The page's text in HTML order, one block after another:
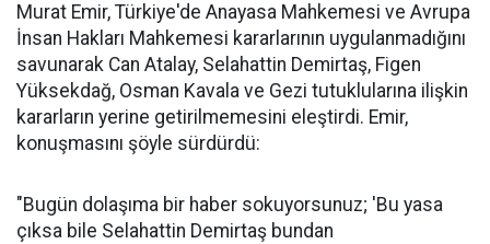
Murat Emir, Türkiye'de Anayasa Mahkemesi ve Avrupa
İnsan Hakları Mahkemesi kararlarının uygulanmadığını
savunarak Can Atalay, Selahattin Demirtaş, Figen
Yüksekdağ, Osman Kavala ve Gezi tutuklularına ilişkin
kararların yerine getirilmemesini eleştirdi. Emir,
konuşmasını şöyle sürdürdü:
"Bugün dolaşıma bir haber sokuyorsunuz; 'Bu yasa
çıksa bile Selahattin Demirtaş bundan